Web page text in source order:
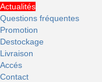
Actualités
Questions fréquentes
Promotion
Destockage
Livraison
Accés
Contact